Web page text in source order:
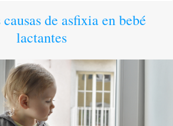
de asfixia en bebé
lactantes